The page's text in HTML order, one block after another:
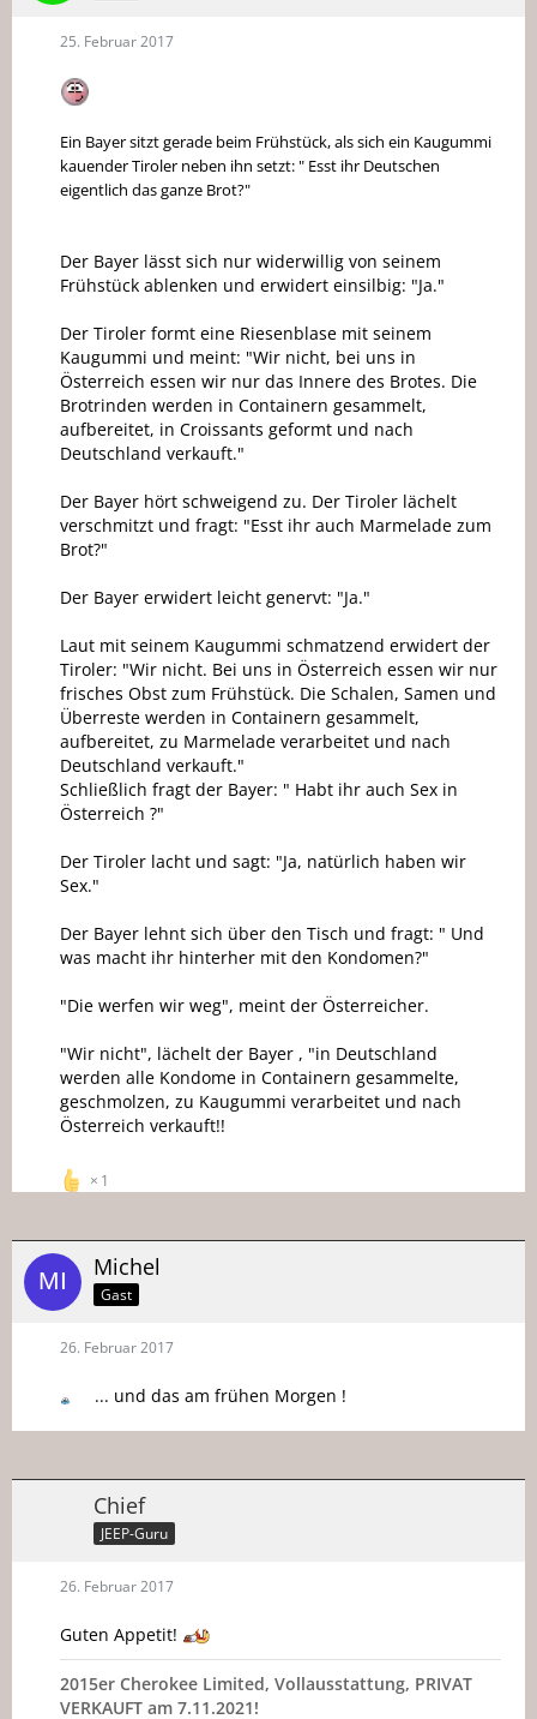
25. Februar 2017
Ein Bayer sitzt gerade beim Frühstück, als sich ein Kaugummi
kauender Tiroler neben ihn setzt: " Esst ihr Deutschen
eigentlich das ganze Brot?"
Der Bayer lässt sich nur widerwillig von seinem
Frühstück ablenken und erwidert einsilbig: "Ja."
Der Tiroler formt eine Riesenblase mit seinem
Kaugummi und meint: "Wir nicht, bei uns in
Österreich essen wir nur das Innere des Brotes. Die
Brotrinden werden in Containern gesammelt,
aufbereitet, in Croissants geformt und nach
Deutschland verkauft."
Der Bayer hört schweigend zu. Der Tiroler lächelt
verschmitzt und fragt: "Esst ihr auch Marmelade zum
Brot?"
Der Bayer erwidert leicht genervt: "Ja."
Laut mit seinem Kaugummi schmatzend erwidert der
Tiroler: "Wir nicht. Bei uns in Österreich essen wir nur
frisches Obst zum Frühstück. Die Schalen, Samen und
Überreste werden in Containern gesammelt,
aufbereitet, zu Marmelade verarbeitet und nach
Deutschland verkauft."
Schließlich fragt der Bayer: " Habt ihr auch Sex in
Österreich ?"
Der Tiroler lacht und sagt: "Ja, natürlich haben wir
Sex."
Der Bayer lehnt sich über den Tisch und fragt: " Und
was macht ihr hinterher mit den Kondomen?"
"Die werfen wir weg", meint der Österreicher.
"Wir nicht", lächelt der Bayer , "in Deutschland
werden alle Kondome in Containern gesammelte,
geschmolzen, zu Kaugummi verarbeitet und nach
Österreich verkauft!!
1
Michel
Gast
26. Februar 2017
... und das am frühen Morgen !
Chief
JEEP-Guru
26. Februar 2017
Guten Appetit!
2015er Cherokee Limited, Vollausstattung, PRIVAT
VERKAUFT am 7.11.2021!